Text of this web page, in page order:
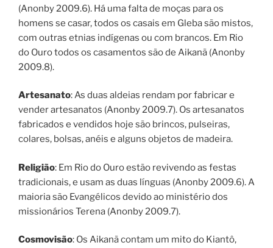
(Anonby 2009.6). Há uma falta de moças para os
homens se casar, todos os casais em Gleba são mistos,
com outras etnias indígenas ou com brancos. Em Rio
do Ouro todos os casamentos são de Aikanã (Anonby
2009.8).
Artesanato: As duas aldeias rendam por fabricar e
vender artesanatos (Anonby 2009.7). Os artesanatos
fabricados e vendidos hoje são brincos, pulseiras,
colares, bolsas, anéis e alguns objetos de madeira.
Religião: Em Rio do Ouro estão revivendo as festas
tradicionais, e usam as duas línguas (Anonby 2009.6). A
maioria são Evangélicos devido ao ministério dos
missionários Terena (Anonby 2009.7).
Cosmovisão: Os Aikanã contam um mito do Kiantô,